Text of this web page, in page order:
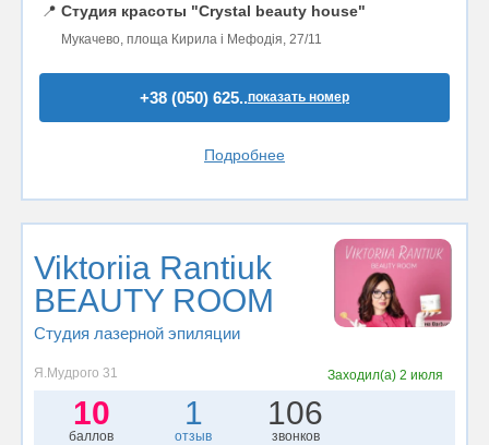
📍 Студия красоты "Crystal beauty house"
Мукачево, площа Кирила і Мефодія, 27/11
+38 (050) 625..показать номер
Подробнее
Viktoriia Rantiuk
BEAUTY ROOM
Студия лазерной эпиляции
Я.Мудрого 31 Заходил(а) 2 июля
10
баллов
1
отзыв
106
звонков